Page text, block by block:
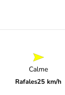
Calme
Rafales25 km/h